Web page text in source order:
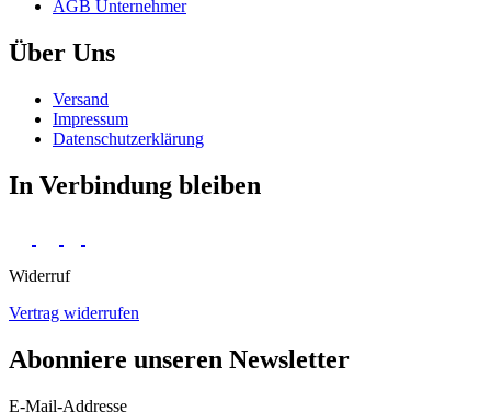
AGB Unternehmer
Über Uns
Versand
Impressum
Daten­schutz­erklärung
In Verbindung bleiben
Widerruf
Vertrag widerrufen
Abonniere unseren Newsletter
E-Mail-Addresse